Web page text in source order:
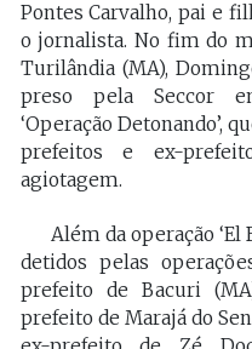
Pontes Carvalho, pai e
o jornalista. No fim do
Turilândia (MA),
preso pela Seccor
‘Operação Detonando’,
prefeitos e ex-
agiotagem.
Além da operação
detidos pelas
prefeito de Bacuri
prefeito de Marajá do